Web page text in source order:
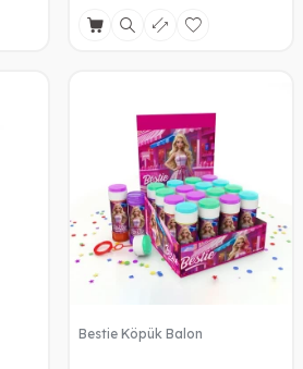
Bestie Köpük Balon